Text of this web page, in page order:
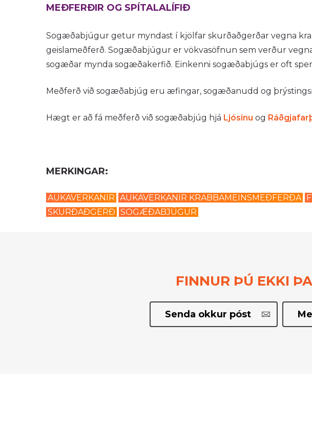
MEÐFERÐIR OG SPÍTALALÍFIÐ
Sogæðabjúgur getur myndast í kjölfar skurðaðgerðar vegna
geislameðferð. Sogæðabjúgur er vökvasöfnun sem verður
sogæðar mynda sogæðakerfið. Einkenni sogæðabjúgs er oft
Meðferð við sogæðabjúg eru æfingar, sogæðanudd og
Hægt er að fá meðferð við sogæðabjúg hjá Ljósinu og
MERKINGAR:
AUKAVERKANIR AUKAVERKANIR KRABBAMEINSMEÐFERÐA
SKURÐAÐGERÐ SOGÆÐABJÚGUR
FINNUR ÞÚ EKKI
Senda okkur póst